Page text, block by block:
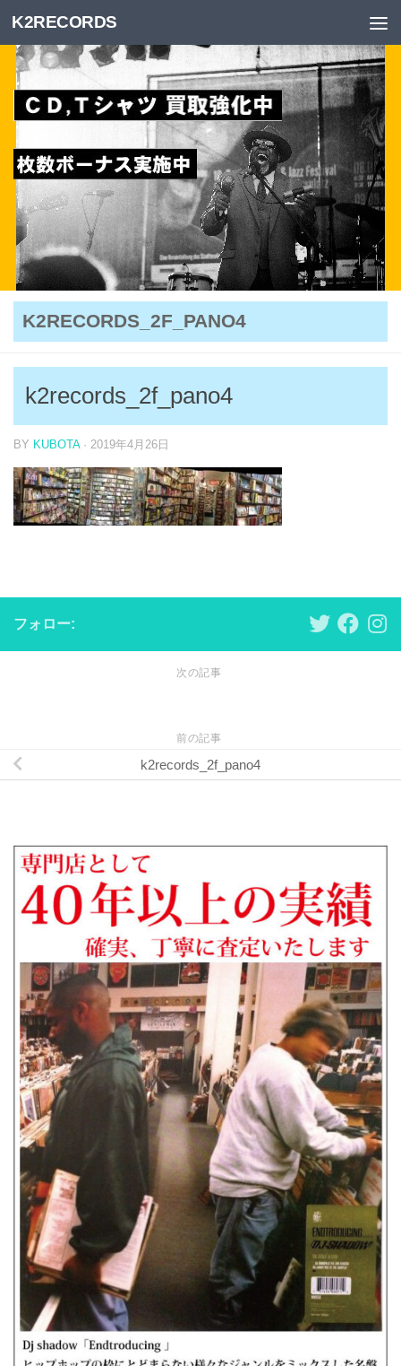
Skip to content
K2RECORDS
K2RECORDS_2F_PANO4
k2records_2f_pano4
BY KUBOTA · 2019年4月26日
フォロー:
次の記事
前の記事
k2records_2f_pano4